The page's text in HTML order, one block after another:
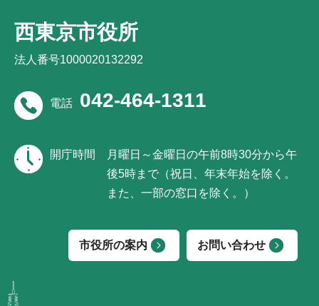
西東京市役所
法人番号1000020132292
電話 042-464-1311
開庁時間
月曜日～金曜日の午前8時30分から午
後5時まで（祝日、年末年始を除く。
また、一部の窓口を除く。）
市役所の案内 お問い合わせ